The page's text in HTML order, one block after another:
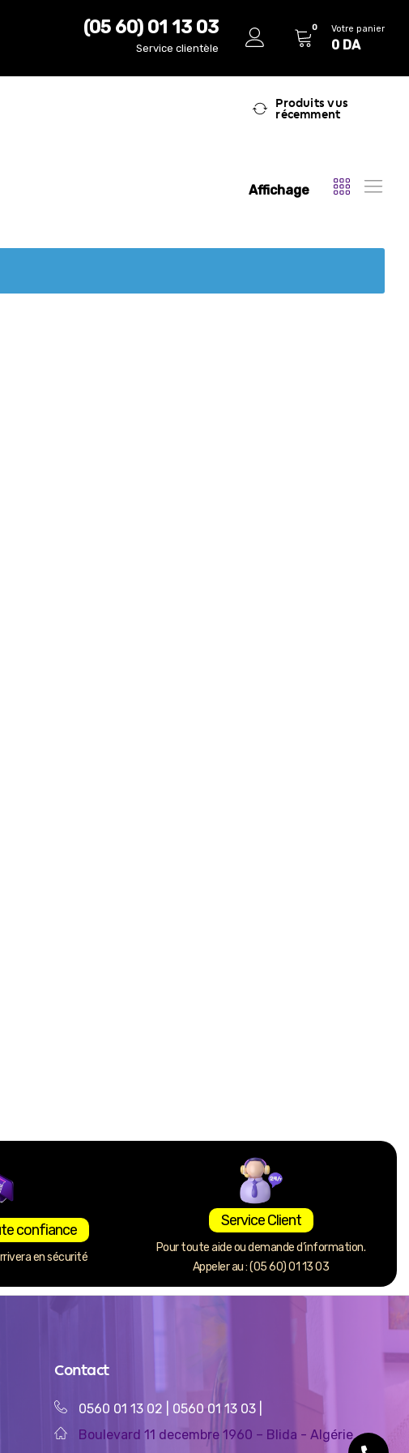
(05 60) 01 13 03
Service clientèle
0 Votre panier
0 DA
Produits vus
récemment
Affichage
confiance
en sécurité
Service Client
Pour toute aide ou demande d’information.
Appeler au : (05 60) 01 13 03
Contact
0560 01 13 02 0560 01 13 03
Boulevard 11 decembre 1960 – Blida - Algérie